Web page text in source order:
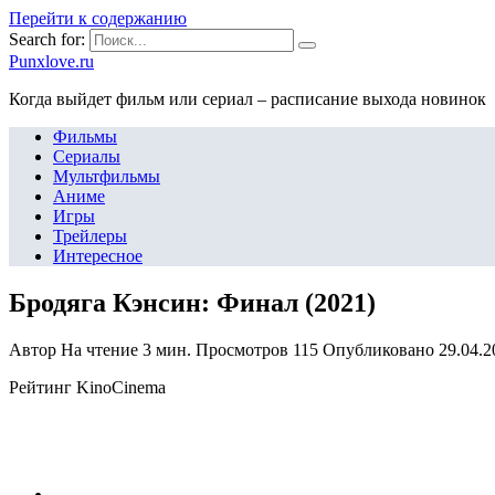
Перейти к содержанию
Search for:
Punxlove.ru
Когда выйдет фильм или сериал – расписание выхода новинок
Фильмы
Сериалы
Мультфильмы
Аниме
Игры
Трейлеры
Интересное
Бродяга Кэнсин: Финал (2021)
Автор На чтение 3 мин. Просмотров 115 Опубликовано
Рейтинг KinoCinema